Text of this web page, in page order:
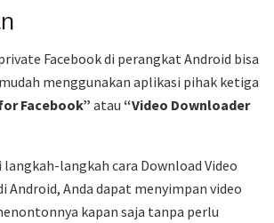
Facebook di perangkat Android bisa
menggunakan aplikasi pihak ketiga
Facebook” atau “Video Downloader
langkah cara Download Video
Android, Anda dapat menyimpan video
kapan saja tanpa perlu